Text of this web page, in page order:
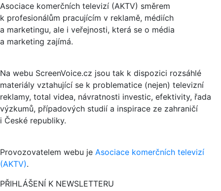
Asociace komerčních televizí (AKTV) směrem
k profesionálům pracujícím v reklamě, médiích
a marketingu, ale i veřejnosti, která se o média
a marketing zajímá.
Na webu ScreenVoice.cz jsou tak k dispozici rozsáhlé
materiály vztahující se k problematice (nejen) televizní
reklamy, total videa, návratnosti investic, efektivity, řada
výzkumů, případových studií a inspirace ze zahraničí
i České republiky.
Provozovatelem webu je Asociace komerčních televizí
(AKTV).
PŘIHLÁŠENÍ K NEWSLETTERU